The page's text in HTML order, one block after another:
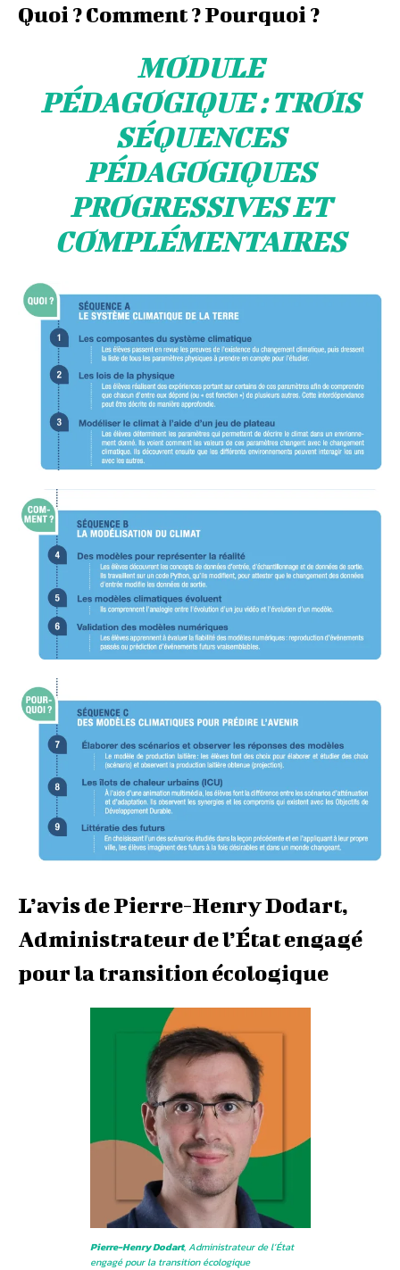
Quoi ? Comment ? Pourquoi ?
MODULE
PÉDAGOGIQUE : TROIS
SÉQUENCES
PÉDAGOGIQUES
PROGRESSIVES ET
COMPLÉMENTAIRES
L’avis de Pierre-Henry Dodart,
Administrateur de l’État engagé
pour la transition écologique
Pierre-Henry Dodart, Administrateur de l’État
engagé pour la transition écologique